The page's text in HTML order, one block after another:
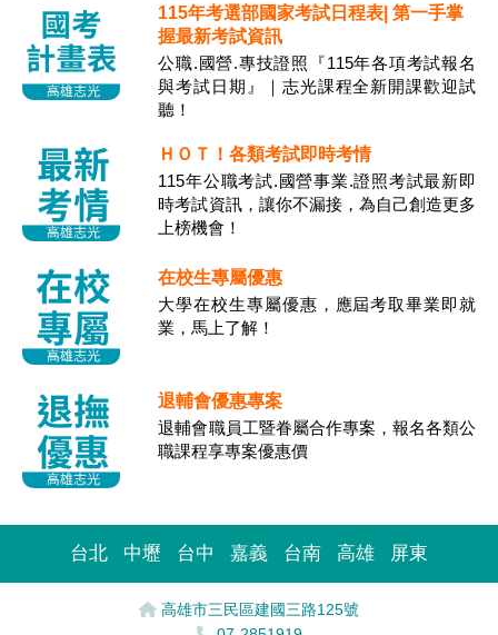
115年考選部國家考試日程表| 第一手掌
握最新考試資訊
公職.國營.專技證照『115年各項考試報名
與考試日期』｜志光課程全新開課歡迎試
聽！
ＨＯＴ！各類考試即時考情
115年公職考試.國營事業.證照考試最新即
時考試資訊，讓你不漏接，為自己創造更多
上榜機會！
在校生專屬優惠
大學在校生專屬優惠，應屆考取畢業即就
業，馬上了解！
退輔會優惠專案
退輔會職員工暨眷屬合作專案，報名各類公
職課程享專案優惠價
台北 中壢 台中 嘉義 台南 高雄 屏東
高雄市三民區建國三路125號